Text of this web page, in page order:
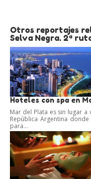
Otros reportajes
Selva Negra. 2ª
Hoteles con spa en
Mar del Plata es sin lugar
República Argentina
para...